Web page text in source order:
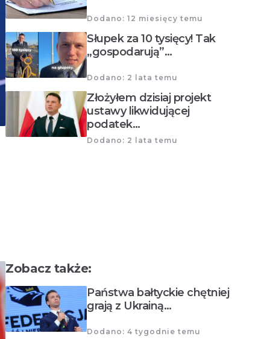
Dodano: 12 miesięcy temu
Słupek za 10 tysięcy! Tak
„gospodarują”…
Dodano: 2 lata temu
Złożyłem dzisiaj projekt
ustawy likwidującej
podatek…
Dodano: 2 lata temu
Zobacz także:
Państwa bałtyckie chętniej
grają z Ukrainą…
Dodano: 4 tygodnie temu